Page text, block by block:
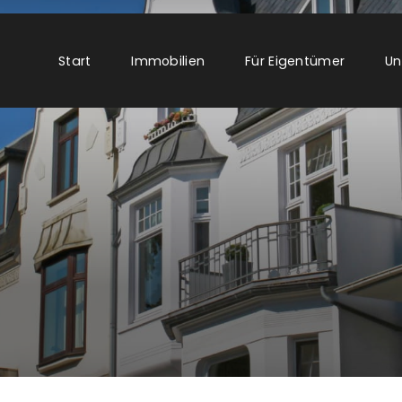
Start Immobilien Für Eigentümer